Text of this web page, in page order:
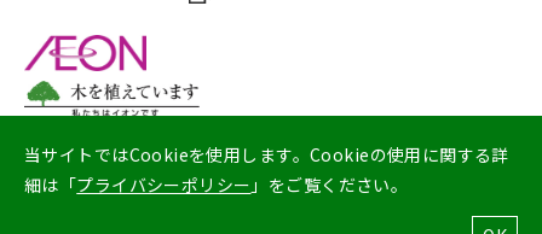
当サイトではCookieを使用します。Cookieの使用に関する詳
細は「プライバシーポリシー 」をご覧ください。